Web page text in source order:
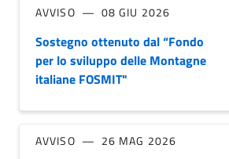
AVVISO 08 GIU 2026
Sostegno ottenuto dal “Fondo
per lo sviluppo delle Montagne
italiane FOSMIT"
AVVISO 26 MAG 2026